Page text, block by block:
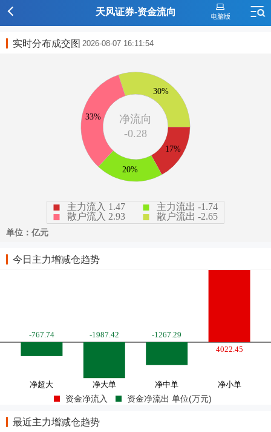
天风证券-资金流向
实时分布成交图 2026-08-07 16:11:54
今日主力增减仓趋势
资金净流入 资金净流出 单位(万元)
最近主力增减仓趋势